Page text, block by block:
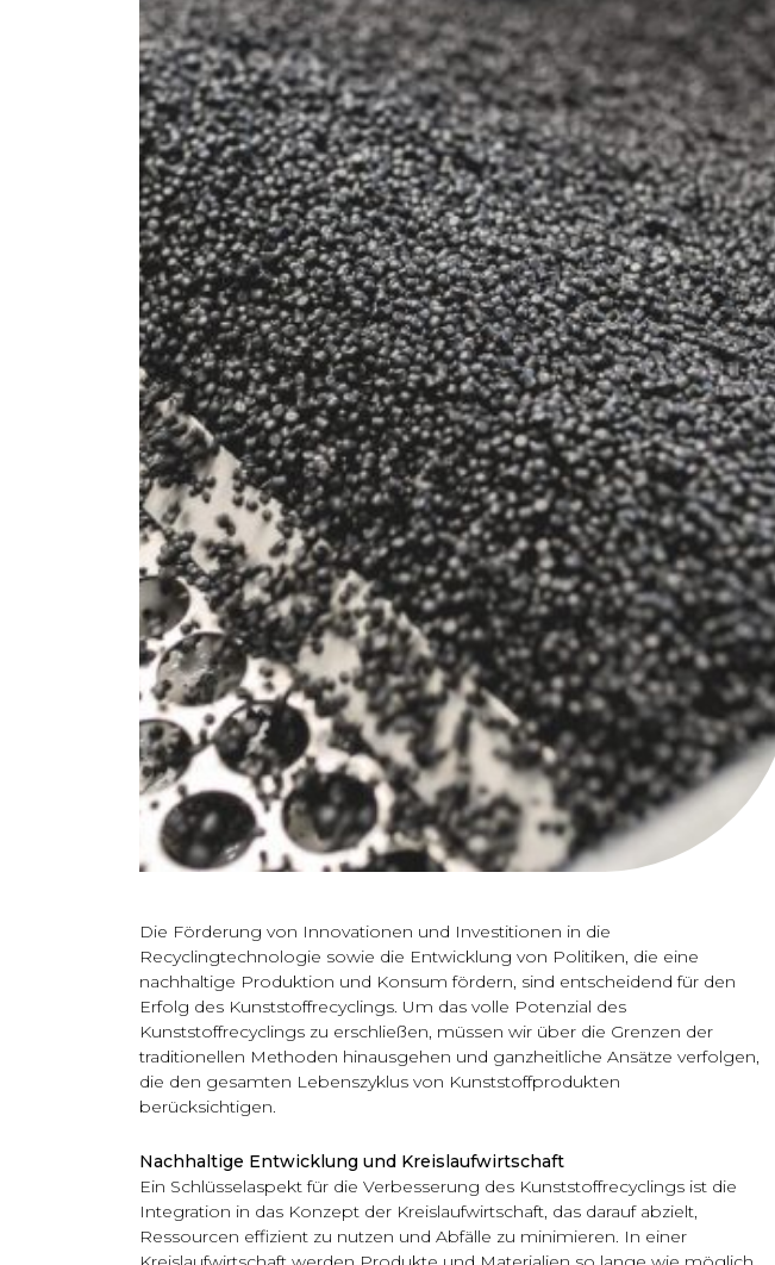
Die Förderung von Innovationen und Investitionen in die
Recyclingtechnologie sowie die Entwicklung von Politiken, die eine
nachhaltige Produktion und Konsum fördern, sind entscheidend für den
Erfolg des Kunststoffrecyclings. Um das volle Potenzial des
Kunststoffrecyclings zu erschließen, müssen wir über die Grenzen der
traditionellen Methoden hinausgehen und ganzheitliche Ansätze verfolgen,
die den gesamten Lebenszyklus von Kunststoffprodukten
berücksichtigen.
Nachhaltige Entwicklung und Kreislaufwirtschaft
Ein Schlüsselaspekt für die Verbesserung des Kunststoffrecyclings ist die
Integration in das Konzept der Kreislaufwirtschaft, das darauf abzielt,
Ressourcen effizient zu nutzen und Abfälle zu minimieren. In einer